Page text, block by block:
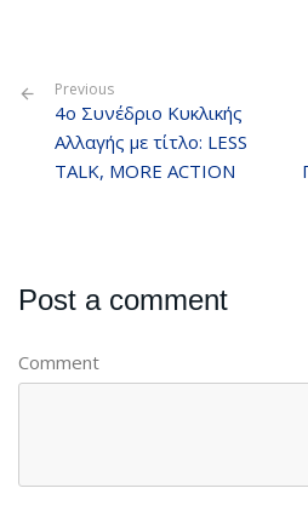
Previous
4ο Συνέδριο Κυκλικής
Αλλαγής με τίτλο: LESS
TALK, MORE ACTION
Post a comment
Comment